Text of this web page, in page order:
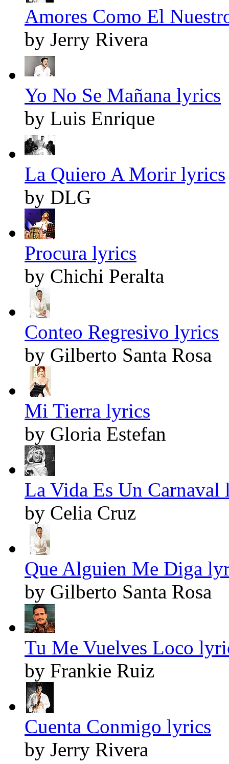
Amores Como El
by Jerry Rivera
Yo No Se Mañana lyrics
by Luis Enrique
La Quiero A Morir lyrics
by DLG
Procura lyrics
by Chichi Peralta
Conteo Regresivo lyrics
by Gilberto Santa Rosa
Mi Tierra lyrics
by Gloria Estefan
La Vida Es Un Carnaval
by Celia Cruz
Que Alguien Me Diga
by Gilberto Santa Rosa
Tu Me Vuelves Loco
by Frankie Ruiz
Cuenta Conmigo lyrics
by Jerry Rivera